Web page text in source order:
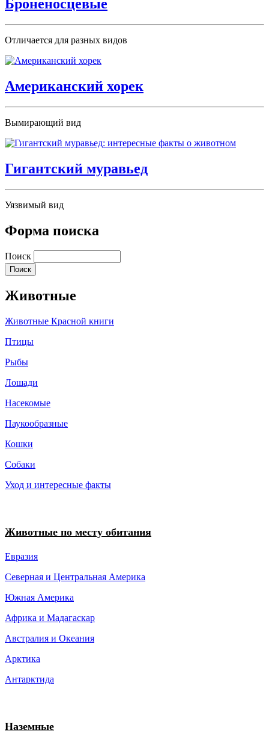
Броненосцевые
Отличается для разных видов
Американский хорек
Вымирающий вид
Гигантский муравьед
Уязвимый вид
Форма поиска
Поиск
Животные
Животные Красной книги
Птицы
Рыбы
Лошади
Насекомые
Паукообразные
Кошки
Собаки
Уход и интересные факты
Животные по месту обитания
Евразия
Северная и Центральная Америка
Южная Америка
Африка и Мадагаскар
Австралия и Океания
Арктика
Антарктида
Наземные